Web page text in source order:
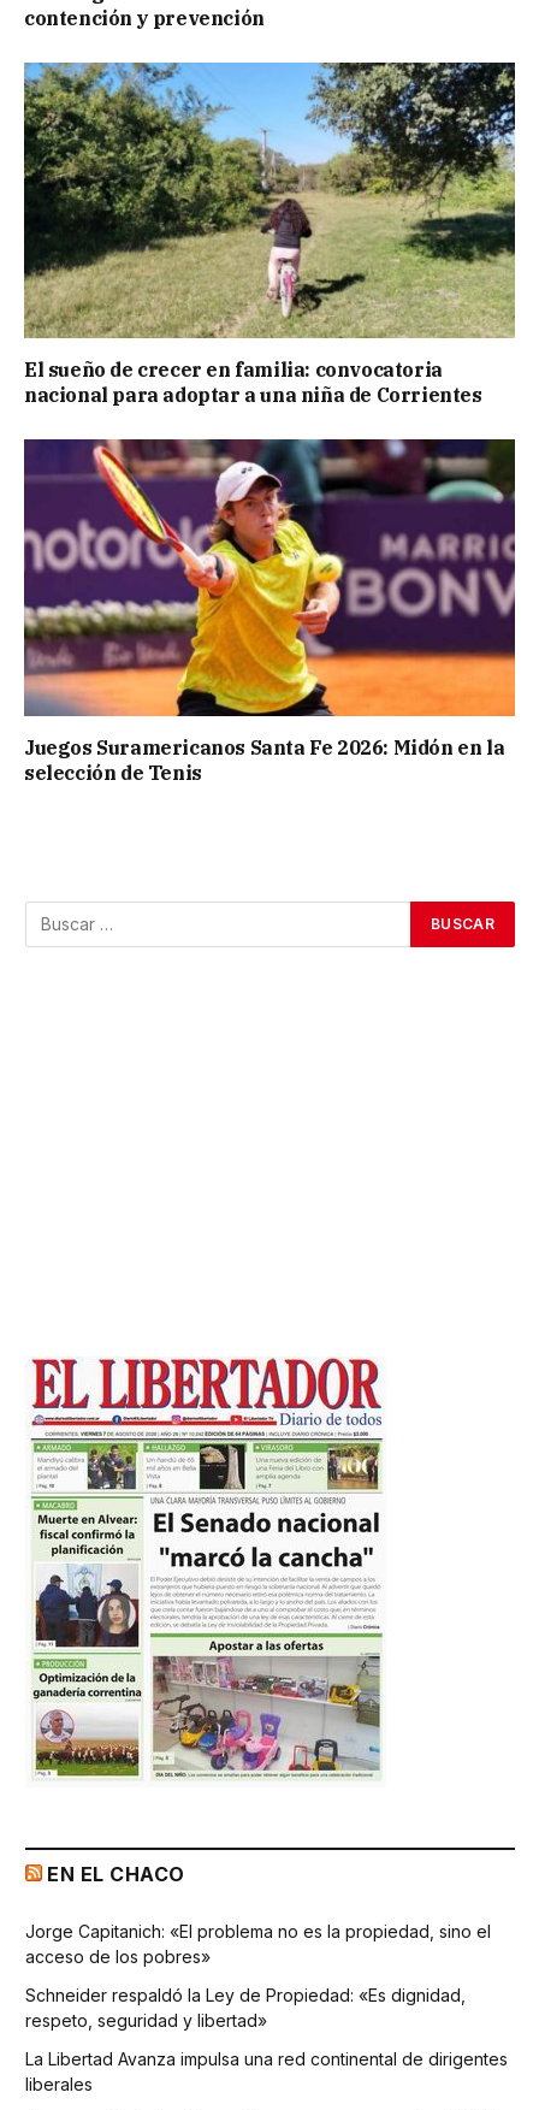
contención y prevención
El sueño de crecer en familia: convocatoria
nacional para adoptar a una niña de Corrientes
Juegos Suramericanos Santa Fe 2026: Midón en la
selección de Tenis
EN EL CHACO
Jorge Capitanich: «El problema no es la propiedad, sino el
acceso de los pobres»
Schneider respaldó la Ley de Propiedad: «Es dignidad,
respeto, seguridad y libertad»
La Libertad Avanza impulsa una red continental de dirigentes
liberales